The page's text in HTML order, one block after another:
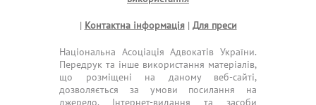
| Контактна інформація| Для преси
Національна Асоціація Адвокатів України.
Передрук та інше використання матеріалів,
що розміщені на даному веб-сайті,
дозволяється за умови посилання на
джерело. Інтернет-видання та засоби